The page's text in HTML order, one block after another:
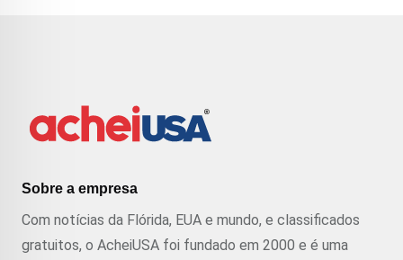
Sobre a empresa
Com notícias da Flórida, EUA e mundo, e classificados
gratuitos, o AcheiUSA foi fundado em 2000 e é uma